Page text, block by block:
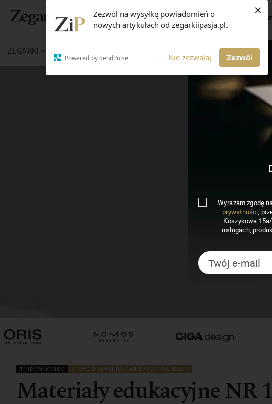
Zezwól na wysyłkę powiadomień o
nowych artykułach od zegarkiipasja.pl.
Powered by SendPulse Nie zezwalaj Zezwól
×
ZEGARKI MAGAZYN
11:02 09.04.2020 II EDYCJA - MATURA Z WIEDZY O ZEGARKACH
Materiały edukacyjne NR
Wyrażam zgodę
prywatności,
Koszykowa
usługach,